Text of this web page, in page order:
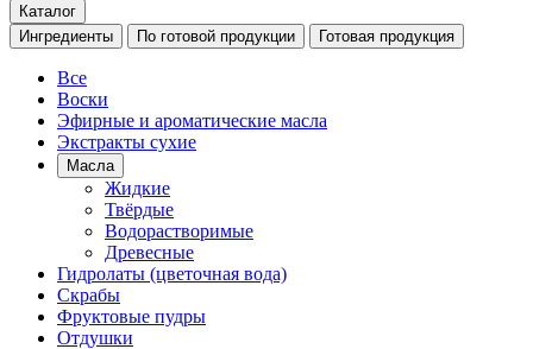
Каталог
Ингредиенты
По готовой продукции Готовая продукция
Все
Воски
Эфирные и ароматические масла
Экстракты сухие
Масла
Жидкие
Твёрдые
Водорастворимые
Древесные
Гидролаты (цветочная вода)
Скрабы
Фруктовые пудры
Отдушки